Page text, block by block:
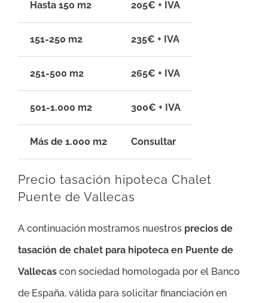
Hasta 150 m2 205€ + IVA
151-250 m2 235€ + IVA
251-500 m2 265€ + IVA
501-1.000 m2 300€ + IVA
Más de 1.000 m2 Consultar
Precio tasación hipoteca Chalet
Puente de Vallecas
A continuación mostramos nuestros precios de
tasación de chalet para hipoteca en Puente de
Vallecas con sociedad homologada por el Banco
de España, válida para solicitar financiación en